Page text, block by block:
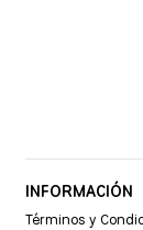
INFORMACIÓN
Términos y